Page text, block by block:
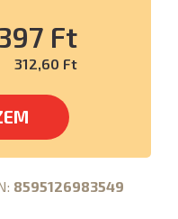
Ft
312,60 Ft
8595126983549